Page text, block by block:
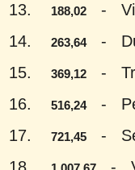
13.
188,02
-
14.
263,64- Du
15.
369,12
-
16.
516,24-
17.
721,45
-